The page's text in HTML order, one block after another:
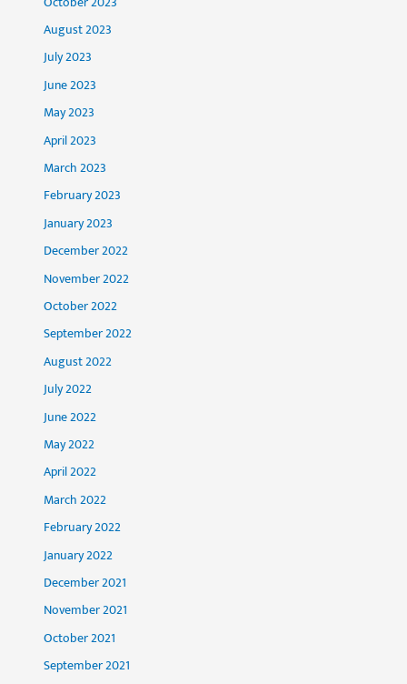
August 2023
July 2023
June 2023
May 2023
April 2023
March 2023
February 2023
January 2023
December 2022
November 2022
October 2022
September 2022
August 2022
July 2022
June 2022
May 2022
April 2022
March 2022
February 2022
January 2022
December 2021
November 2021
October 2021
September 2021